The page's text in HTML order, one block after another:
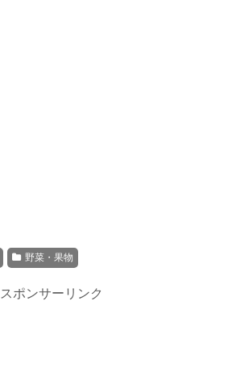
野菜・果物
スポンサーリンク